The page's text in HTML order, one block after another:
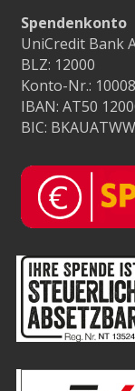
Spendenkonto
UniCredit Bank
BLZ: 12000
Konto-Nr.:
IBAN: AT50
BIC: BKAUATWW